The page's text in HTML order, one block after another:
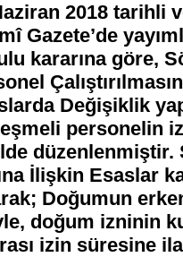
2018 tarihli
Gazete’de
kararına göre,
Değişiklik
personelin
düzenlenmiştir.
İlişkin Esaslar
Doğumun
doğum izninin
izin süresine